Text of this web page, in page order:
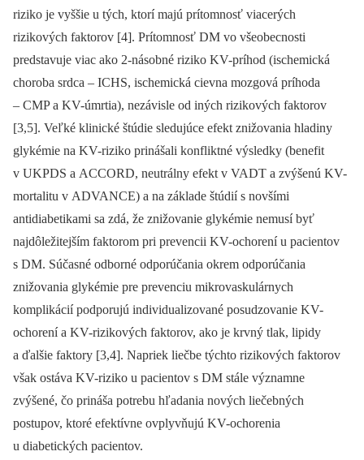
riziko je vyššie u tých, ktorí majú prítomnosť viacerých
rizikových faktorov [4]. Prítomnosť DM vo všeobecnosti
predstavuje viac ako 2-násobné riziko KV-príhod (ischemická
choroba srdca –⁠ ICHS, ischemická cievna mozgová príhoda
–⁠ CMP a KV-úmrtia), nezávisle od iných rizikových faktorov
[3,5]. Veľké klinické štúdie sledujúce efekt znižovania hladiny
glykémie na KV-riziko prinášali konfliktné výsledky (benefit
v UKPDS a ACCORD, neutrálny efekt v VADT a zvýšenú KV-
mortalitu v ADVANCE) a na základe štúdií s novšími
antidiabetikami sa zdá, že znižovanie glykémie nemusí byť
najdôležitejším faktorom pri prevencii KV-ochorení u pacientov
s DM. Súčasné odborné odporúčania okrem odporúčania
znižovania glykémie pre prevenciu mikrovaskulárnych
komplikácií podporujú individualizované posudzovanie KV-
ochorení a KV-rizikových faktorov, ako je krvný tlak, lipidy
a ďalšie faktory [3,4]. Napriek liečbe týchto rizikových faktorov
však ostáva KV-riziko u pacientov s DM stále významne
zvýšené, čo prináša potrebu hľadania nových liečebných
postupov, ktoré efektívne ovplyvňujú KV-ochorenia
u diabetických pacientov.